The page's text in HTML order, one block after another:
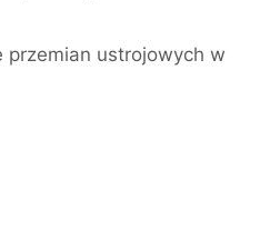
przemian ustrojowych w